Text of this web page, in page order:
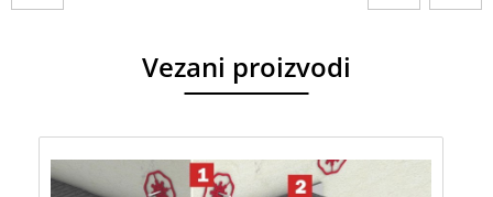
Vezani proizvodi